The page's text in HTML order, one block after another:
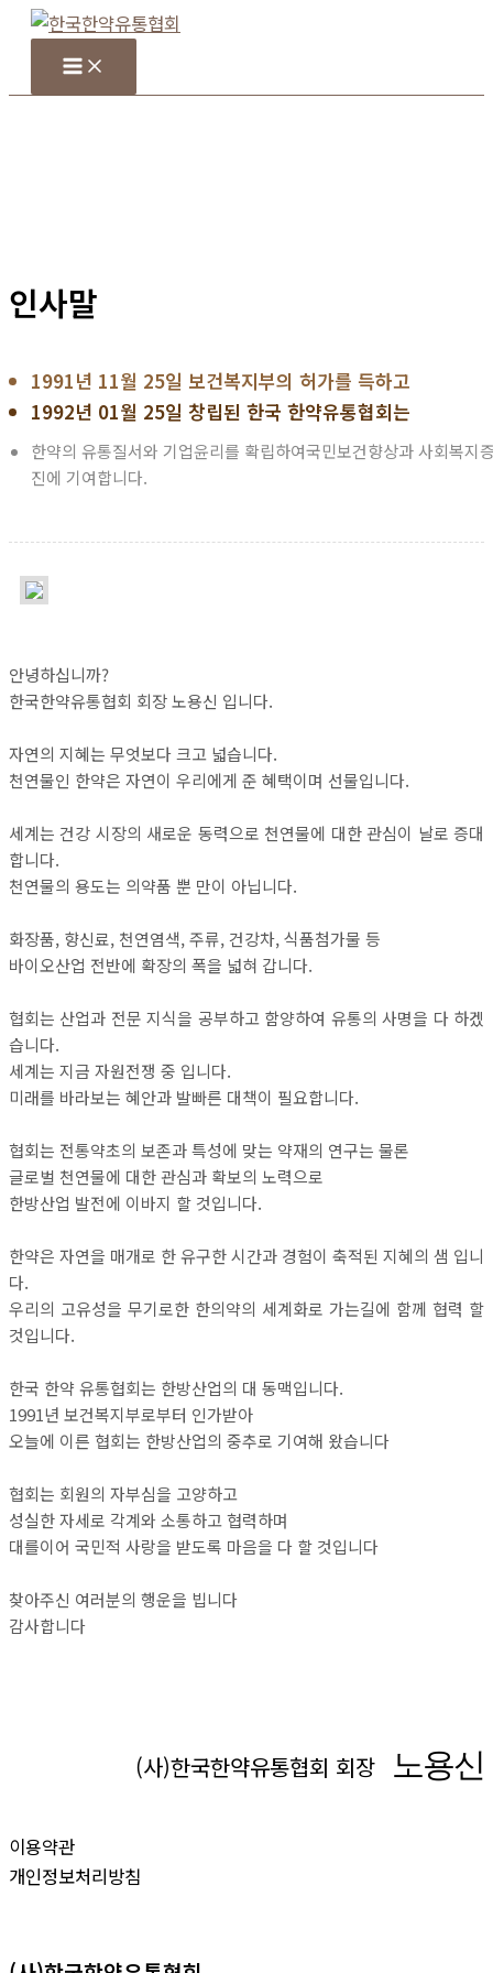
인사말
1991년 11월 25일 보건복지부의 허가를 득하고
1992년 01월 25일 창립된 한국 한약유통협회는
한약의 유통질서와 기업윤리를 확립하여국민보건향상과 사회복지
진에 기여합니다.
안녕하십니까?
한국한약유통협회 회장 노용신 입니다.
자연의 지혜는 무엇보다 크고 넓습니다.
천연물인 한약은 자연이 우리에게 준 혜택이며 선물입니다.
세계는 건강 시장의 새로운 동력으로 천연물에 대한 관심이 날로 증대
합니다.
천연물의 용도는 의약품 뿐 만이 아닙니다.
화장품, 향신료, 천연염색, 주류, 건강차, 식품첨가물 등
바이오산업 전반에 확장의 폭을 넓혀 갑니다.
협회는 산업과 전문 지식을 공부하고 함양하여 유통의 사명을 다 하겠
습니다.
세계는 지금 자원전쟁 중 입니다.
미래를 바라보는 혜안과 발빠른 대책이 필요합니다.
협회는 전통약초의 보존과 특성에 맞는 약재의 연구는 물론
글로벌 천연물에 대한 관심과 확보의 노력으로
한방산업 발전에 이바지 할 것입니다.
한약은 자연을 매개로 한 유구한 시간과 경험이 축적된 지혜의 샘 입니
다.
우리의 고유성을 무기로한 한의약의 세계화로 가는길에 함께 협력 할
것입니다.
한국 한약 유통협회는 한방산업의 대 동맥입니다.
1991년 보건복지부로부터 인가받아
오늘에 이른 협회는 한방산업의 중추로 기여해 왔습니다
협회는 회원의 자부심을 고양하고
성실한 자세로 각계와 소통하고 협력하며
대를이어 국민적 사랑을 받도록 마음을 다 할 것입니다
찾아주신 여러분의 행운을 빕니다
감사합니다
(사)한국한약유통협회 회장 노용신
이용약관
개인정보처리방침